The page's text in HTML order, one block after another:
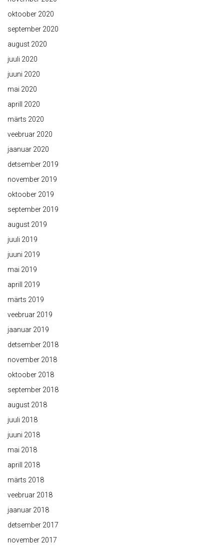
oktoober 2020
september 2020
august 2020
juuli 2020
juuni 2020
mai 2020
aprill 2020
märts 2020
veebruar 2020
jaanuar 2020
detsember 2019
november 2019
oktoober 2019
september 2019
august 2019
juuli 2019
juuni 2019
mai 2019
aprill 2019
märts 2019
veebruar 2019
jaanuar 2019
detsember 2018
november 2018
oktoober 2018
september 2018
august 2018
juuli 2018
juuni 2018
mai 2018
aprill 2018
märts 2018
veebruar 2018
jaanuar 2018
detsember 2017
november 2017